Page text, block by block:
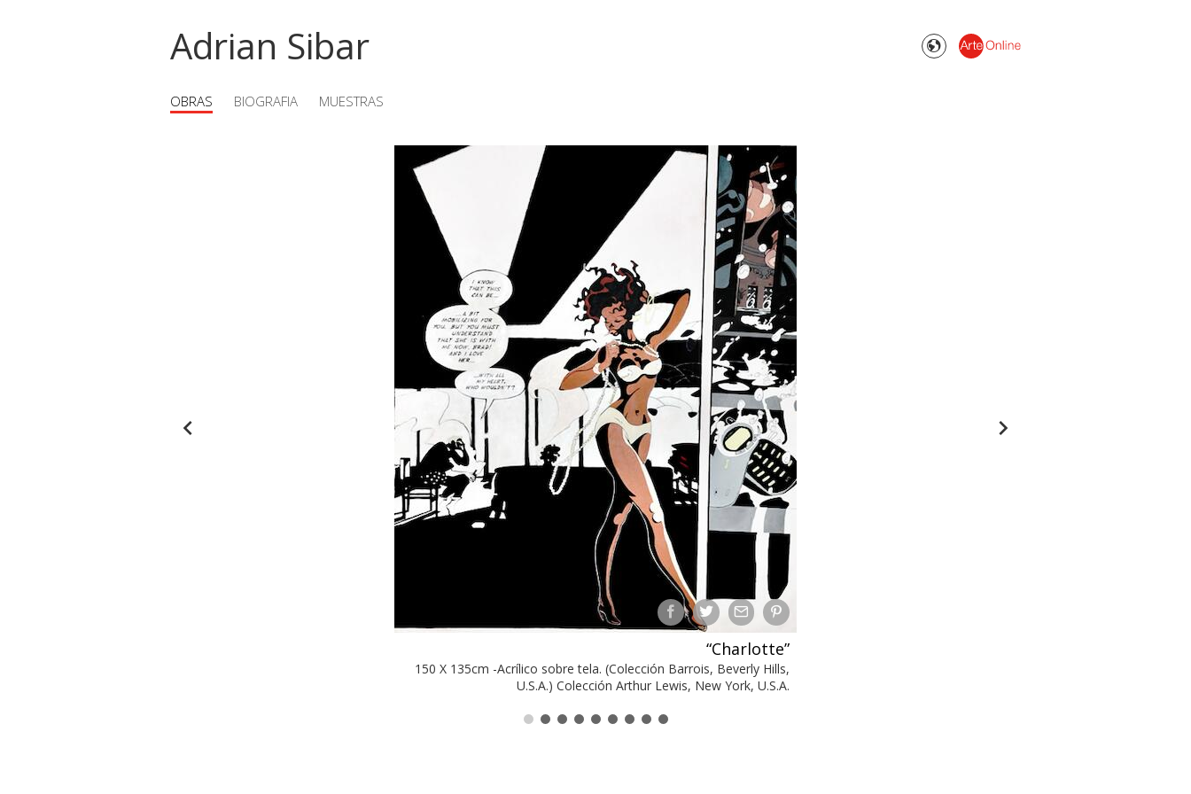
Adrian Sibar
OBRAS BIOGRAFIA MUESTRAS
“Charlotte”
150 X 135cm -Acrílico sobre tela. (Colección Barrois, Beverly Hills,
U.S.A.) Colección Arthur Lewis, New York, U.S.A.